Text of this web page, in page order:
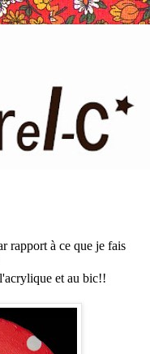
rapport à ce que je fais
et au bic!!